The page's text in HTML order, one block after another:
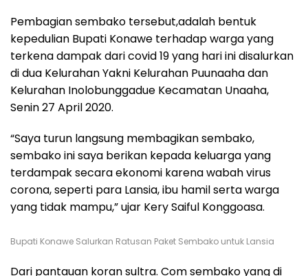
Pembagian sembako tersebut,adalah bentuk
kepedulian Bupati Konawe terhadap warga yang
terkena dampak dari covid 19 yang hari ini disalurkan
di dua Kelurahan Yakni Kelurahan Puunaaha dan
Kelurahan Inolobunggadue Kecamatan Unaaha,
Senin 27 April 2020.
“Saya turun langsung membagikan sembako,
sembako ini saya berikan kepada keluarga yang
terdampak secara ekonomi karena wabah virus
corona, seperti para Lansia, ibu hamil serta warga
yang tidak mampu,” ujar Kery Saiful Konggoasa.
Bupati Konawe Salurkan Ratusan Paket Sembako untuk Lansia
Dari pantauan koran sultra. Com sembako yang di